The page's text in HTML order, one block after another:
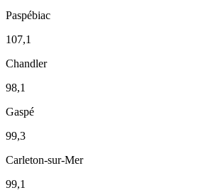
Paspébiac
107,1
Chandler
98,1
Gaspé
99,3
Carleton-sur-Mer
99,1